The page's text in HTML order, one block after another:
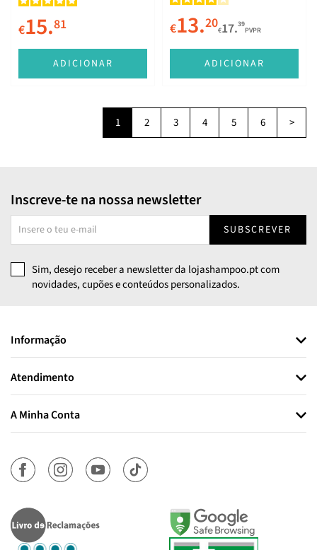
€15.81
ADICIONAR
€13.20€17.39
PVPR
ADICIONAR
1 2 3 4 5 6 >
Inscreve-te na nossa newsletter
SUBSCREVER
Sim, desejo receber a newsletter da lojashampoo.pt com
novidades, cupões e conteúdos personalizados.
Informação
Atendimento
A Minha Conta